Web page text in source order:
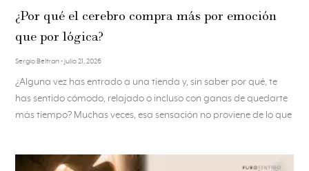
¿Por qué el cerebro compra más por emoción
que por lógica?
Sergio Beltran julio 21, 2026
¿Alguna vez has entrado a una tienda y, sin saber por qué, te
has sentido cómodo, relajado o incluso con ganas de quedarte
más tiempo? Muchas veces, esa sensación no proviene de lo que